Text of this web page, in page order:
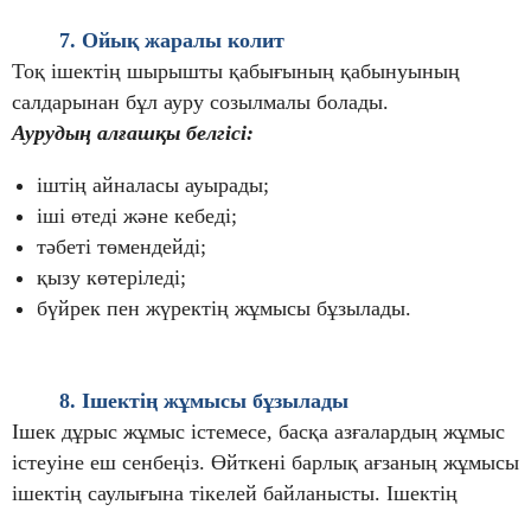
7. Ойық жаралы колит
Тоқ ішектің шырышты қабығының қабынуының
салдарынан бұл ауру созылмалы болады.
Аурудың алғашқы белгісі:
іштің айналасы ауырады;
іші өтеді және кебеді;
тәбеті төмендейді;
қызу көтеріледі;
бүйрек пен жүректің жұмысы бұзылады.
8. Ішектің жұмысы бұзылады
Ішек дұрыс жұмыс істемесе, басқа азғалардың жұмыс
істеуіне еш сенбеңіз. Өйткені барлық ағзаның жұмысы
ішектің саулығына тікелей байланысты. Ішектің